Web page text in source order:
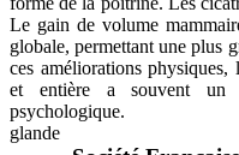
Le gain de volume
globale, permettant une plus
ces améliorations
et entière a souvent un
psychologique.
glande